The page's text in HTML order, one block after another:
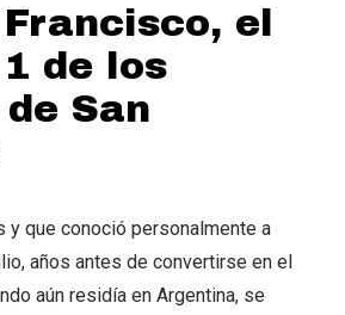
el
de los
San
y que conoció personalmente a
años antes de convertirse en el
aún residía en Argentina, se